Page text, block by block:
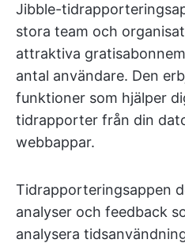
Jibble-
stora team och
attraktiva
antal användare. Den
funktioner som hjälper
tidrapporter från din
webbappar.
Tidrapporteringsappen
analyser och feedback
analysera